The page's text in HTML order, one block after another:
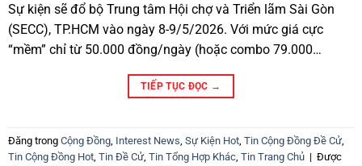
Sự kiện sẽ đổ bộ Trung tâm Hội chợ và Triển lãm Sài Gòn
(SECC), TP.HCM vào ngày 8-9/5/2026. Với mức giá cực
“mềm” chỉ từ 50.000 đồng/ngày (hoặc combo 79.000…
TIẾP TỤC ĐỌC →
Đăng trong Cộng Đồng, Interest News, Sự Kiện Hot, Tin Cộng Đồng Đề Cử,
Tin Cộng Đồng Hot, Tin Đề Cử, Tin Tổng Hợp Khác, Tin Trang Chủ | Được